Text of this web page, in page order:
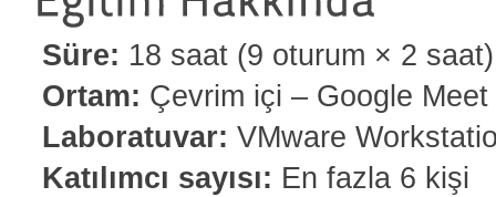
Süre: 18 saat (9 oturum × 2 saat)
Ortam: Çevrim içi – Google
Laboratuvar: VMware
Katılımcı sayısı: En fazla 6 kişi